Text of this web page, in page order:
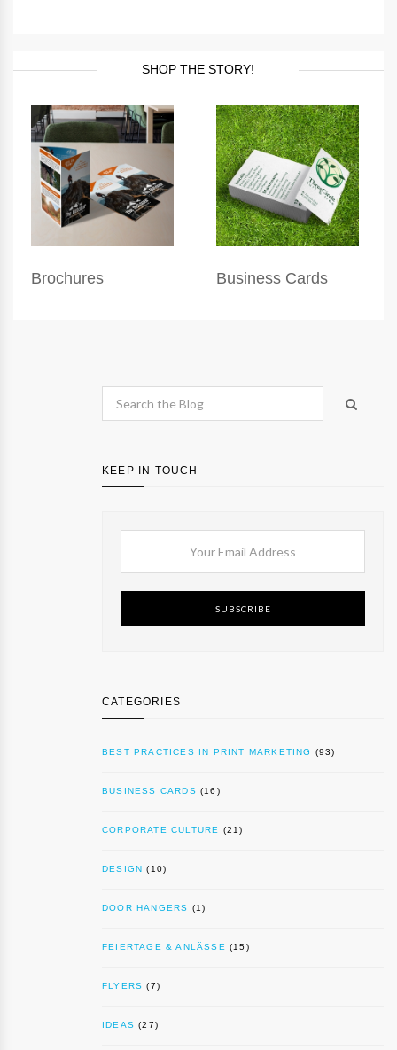
SHOP THE STORY!
Brochures Business Cards
KEEP IN TOUCH
SUBSCRIBE
CATEGORIES
BEST PRACTICES IN PRINT MARKETING (93)
BUSINESS CARDS (16)
CORPORATE CULTURE (21)
DESIGN (10)
DOOR HANGERS (1)
FEIERTAGE & ANLÄSSE (15)
FLYERS (7)
IDEAS (27)